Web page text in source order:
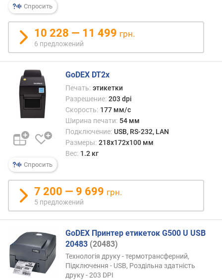
л
о
н
а
(
м
м
)
(
к
)
Спросить
10 228 — 11 499 грн.
6 предложений
Спросить
GoDEX DT2x
Печать: этикетки
Разрешение: 203 dpi
Скорость: 177 мм/с
Ширина печати: 54 мм
Подключение: USB, RS-232, LAN
Размеры: 218х172х100 мм
Вес: 1.2 кг
7 200 — 9 699 грн.
5 предложений
GoDEX Принтер етикеток G500 U USB
20483 (20483)
Технологія друку - термотрансферний,
Підключення - USB, Роздільна здатність
друку - 203 DPI